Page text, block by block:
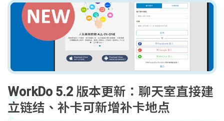
WorkDo 5.2 版本更新：聊天室直接建
立链结、补卡可新增补卡地点